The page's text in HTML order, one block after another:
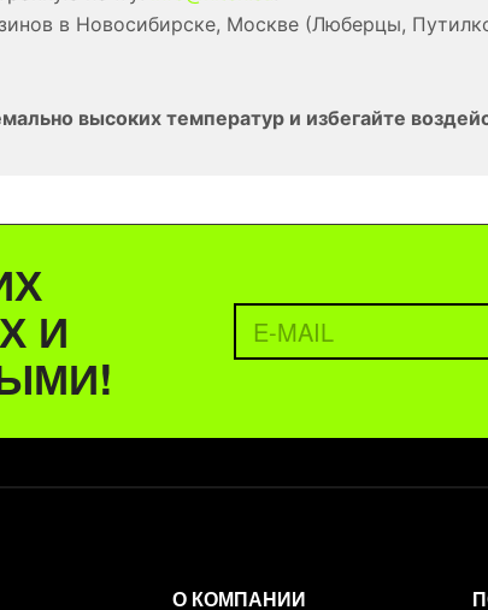
в Новосибирске, Москве (Люберцы,
высоких температур и избегайте
И
О КОМПАНИИ